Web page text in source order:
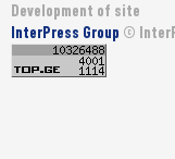
Development of site
InterPress Group ©